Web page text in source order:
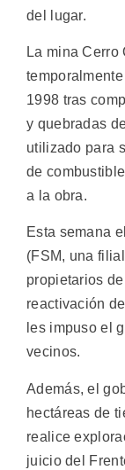
del lugar.
La mina Cerro
1998 tras
y quebradas
utilizado para
de
a la obra.
Esta semana
(FSM, una
propietarios
reactivación
les impuso el
vecinos.
Además, el
hectáreas de
realice
juicio del